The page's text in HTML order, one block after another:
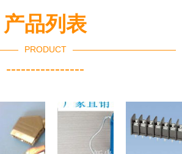
产品列表
PRODUCT
----------------